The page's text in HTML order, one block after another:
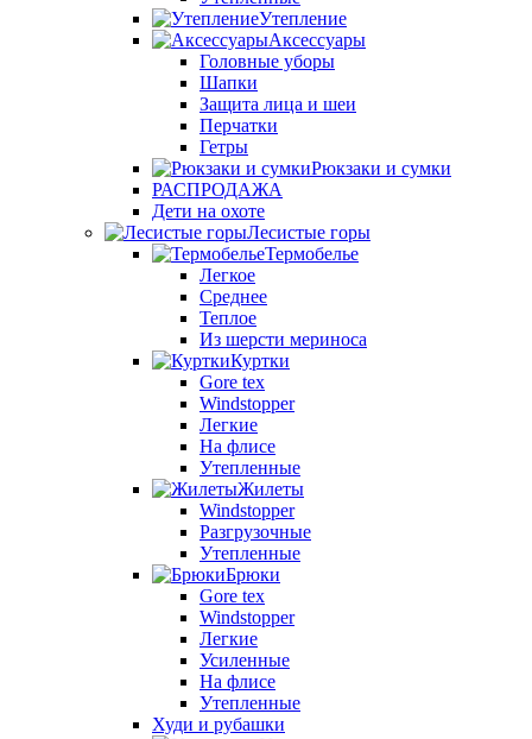
Утепление
Аксессуары
Головные уборы
Шапки
Защита лица и шеи
Перчатки
Гетры
Рюкзаки и сумки
РАСПРОДАЖА
Дети на охоте
Лесистые горы
Термобелье
Легкое
Среднее
Теплое
Из шерсти мериноса
Куртки
Gore tex
Windstopper
Легкие
На флисе
Утепленные
Жилеты
Windstopper
Разгрузочные
Утепленные
Брюки
Gore tex
Windstopper
Легкие
Усиленные
На флисе
Утепленные
Худи и рубашки